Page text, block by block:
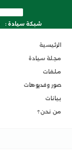
شبكة سيادة :
الرئيسية
مجلة سيادة
ملفات
صور وفديوهات
بيانات
من نحن؟